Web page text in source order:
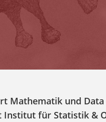
Mathematik und
Institut für Statistik &